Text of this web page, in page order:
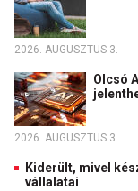
2026. AUGUSZTUS 3.
Olcsó
2026. AUGUSZTUS 3.
Kiderült, mivel
vállalatai